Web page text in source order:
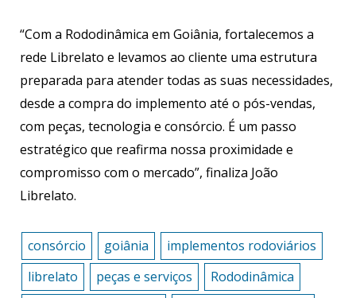
“Com a Rododinâmica em Goiânia, fortalecemos a
rede Librelato e levamos ao cliente uma estrutura
preparada para atender todas as suas necessidades,
desde a compra do implemento até o pós-vendas,
com peças, tecnologia e consórcio. É um passo
estratégico que reafirma nossa proximidade e
compromisso com o mercado”, finaliza João
Librelato.
consórcio goiânia
implementos rodoviários
librelato
peças e serviços
Rododinâmica